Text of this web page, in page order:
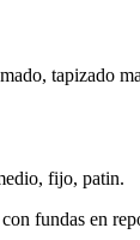
tapizado
fijo, patin.
fundas en